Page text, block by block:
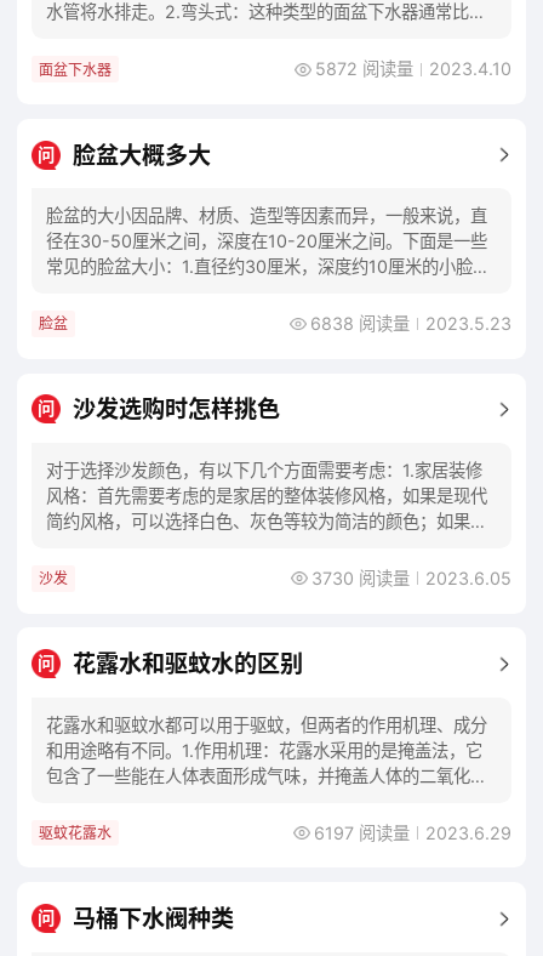
水管将水排走。2.弯头式：这种类型的面盆下水器通常比较
面盆下水器 5872 阅读量 2023.4.10
问 脸盆大概多大
脸盆的大小因品牌、材质、造型等因素而异，一般来说，直
径在30-50厘米之间，深度在10-20厘米之间。下面是一些
常见的脸盆大小：1.直径约30厘米，深度约10厘米的小脸
脸盆 6838 阅读量 2023.5.23
问 沙发选购时怎样挑色
对于选择沙发颜色，有以下几个方面需要考虑：1.家居装修
风格：首先需要考虑的是家居的整体装修风格，如果是现代
简约风格，可以选择白色、灰色等较为简洁的颜色；如果是
沙发 3730 阅读量 2023.6.05
问 花露水和驱蚊水的区别
花露水和驱蚊水都可以用于驱蚊，但两者的作用机理、成分
和用途略有不同。1.作用机理：花露水采用的是掩盖法，它
包含了一些能在人体表面形成气味，并掩盖人体的二氧化碳
驱蚊花露水 6197 阅读量 2023.6.29
问 马桶下水阀种类